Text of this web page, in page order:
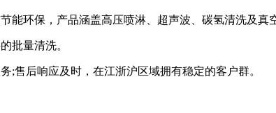
环保，产品涵盖高压喷淋、超声波、碳氢清洗及真
批量清洗。
后响应及时，在江浙沪区域拥有稳定的客户群。